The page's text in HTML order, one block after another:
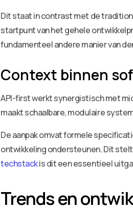
Dit staat in contrast met de
startpunt van het gehele
fundamenteel andere manier van
Context binnen
API-first werkt synergistisch met
maakt schaalbare, modulaire
De aanpak omvat formele
ontwikkeling ondersteunen. Dit
techstackis dit een essentieel
Trends en